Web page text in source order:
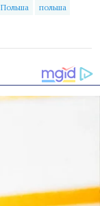
Польша польша